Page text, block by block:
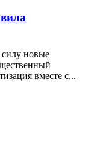
силу новые
вместе с...